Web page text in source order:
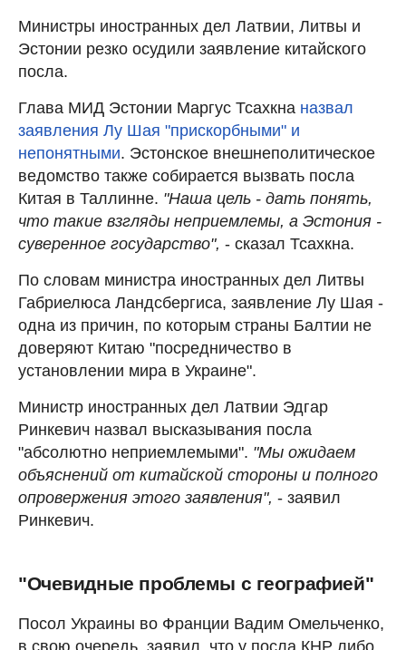
Министры иностранных дел Латвии, Литвы и
Эстонии резко осудили заявление китайского
посла.
Глава МИД Эстонии Маргус Тсахкна назвал
заявления Лу Шая "прискорбными" и
непонятными. Эстонское внешнеполитическое
ведомство также собирается вызвать посла
Китая в Таллинне. "Наша цель - дать понять,
что такие взгляды неприемлемы, а Эстония -
суверенное государство", - сказал Тсахкна.
По словам министра иностранных дел Литвы
Габриелюса Ландсбергиса, заявление Лу Шая -
одна из причин, по которым страны Балтии не
доверяют Китаю "посредничество в
установлении мира в Украине".
Министр иностранных дел Латвии Эдгар
Ринкевич назвал высказывания посла
"абсолютно неприемлемыми". "Мы ожидаем
объяснений от китайской стороны и полного
опровержения этого заявления", - заявил
Ринкевич.
"Очевидные проблемы с географией"
Посол Украины во Франции Вадим Омельченко,
в свою очередь, заявил, что у посла КНР либо